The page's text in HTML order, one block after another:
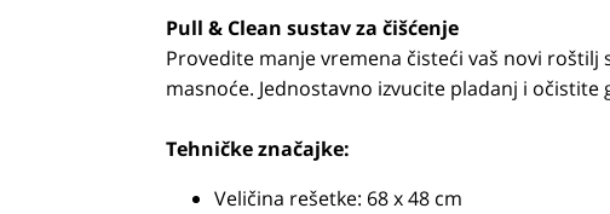
Pull & Clean sustav za čišćenje
Provedite manje vremena čisteći vaš novi
masnoće. Jednostavno izvucite pladanj i
Tehničke značajke:
Veličina rešetke: 68 x 48 cm